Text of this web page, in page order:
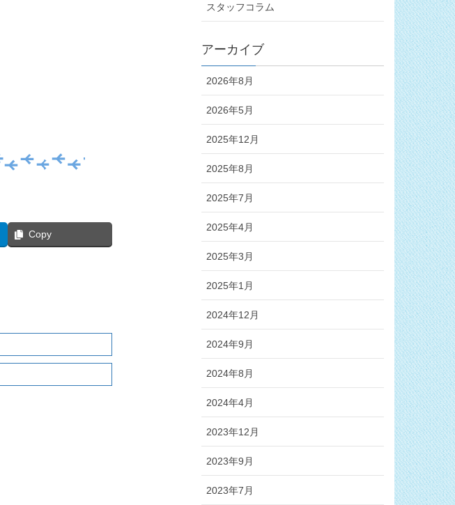
Copy
スタッフコラム
アーカイブ
2026年8月
2026年5月
2025年12月
2025年8月
2025年7月
2025年4月
2025年3月
2025年1月
2024年12月
2024年9月
2024年8月
2024年4月
2023年12月
2023年9月
2023年7月